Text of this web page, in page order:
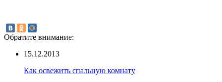
Обратите внимание:
15.12.2013
Как освежить спальную комнату